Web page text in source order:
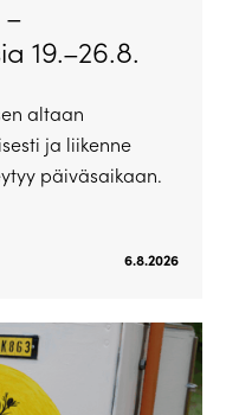
19.–26.8.
altaan
ja liikenne
päiväsaikaan.
6.8.2026